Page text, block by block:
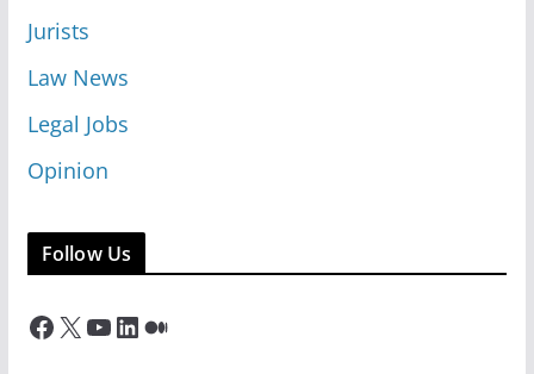
Jurists
Law News
Legal Jobs
Opinion
Follow Us
Facebook X YouTube LinkedIn Medium